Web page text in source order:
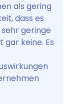
als gering
dass es
geringe
gar keine. Es